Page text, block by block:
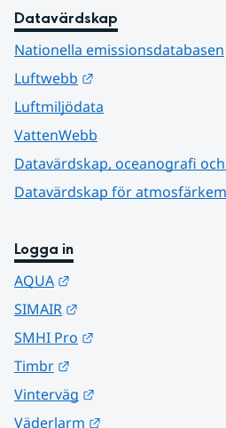
Datavärdskap
Nationella emissionsdatabasen
Luftwebb
Luftmiljödata
VattenWebb
Datavärdskap, oceanografi
Datavärdskap för
Logga in
AQUA
SIMAIR
SMHI Pro
Timbr
Vinterväg
Väderlarm